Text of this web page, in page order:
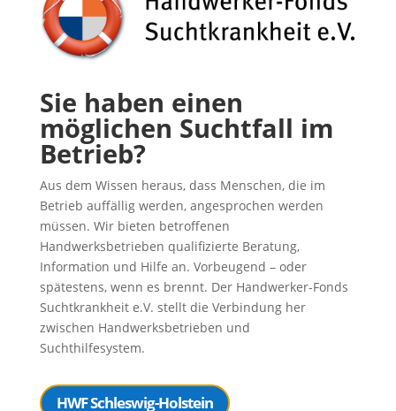
Sie haben einen
möglichen Suchtfall im
Betrieb?
Aus dem Wissen heraus, dass Menschen, die im
Betrieb auffällig werden, angesprochen werden
müssen. Wir bieten betroffenen
Handwerksbetrieben qualifizierte Beratung,
Information und Hilfe an. Vorbeugend – oder
spätestens, wenn es brennt. Der Handwerker-Fonds
Suchtkrankheit e.V. stellt die Verbindung her
zwischen Handwerksbetrieben und
Suchthilfesystem.
HWF Schleswig-Holstein